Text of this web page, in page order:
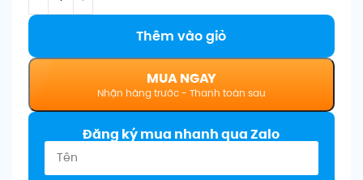
Thêm vào giỏ
MUA NGAY
Đăng ký mua nhanh qua Zalo